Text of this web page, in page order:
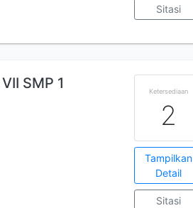
Sitasi
SMP 1 Ketersediaan
2
Tampilkan
Detail
Sitasi